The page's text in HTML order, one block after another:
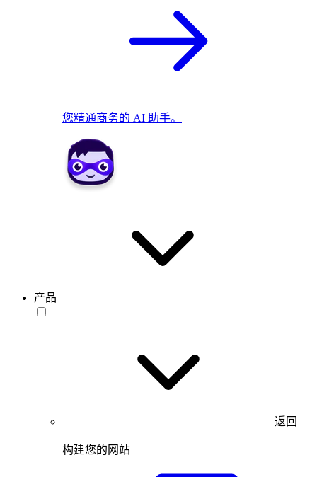
您精通商务的 AI 助手。
产品
返回
构建您的网站